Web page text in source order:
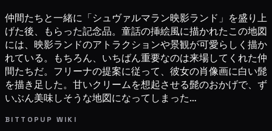
仲間たちと一緒に「シュヴァルマラン映影ランド」を盛り上
げた後、もらった記念品。童話の挿絵風に描かれたこの地図
には、映影ランドのアトラクションや景観が可愛らしく描か
れている。もちろん、いちばん重要なのは来場してくれた仲
間たちだ。フリーナの提案に従って、彼女の肖像画に白い髭
を描き足した。甘いクリームを想起させる髭のおかげで、ず
いぶん美味しそうな地図になってしまった…
BITTOPUP WIKI